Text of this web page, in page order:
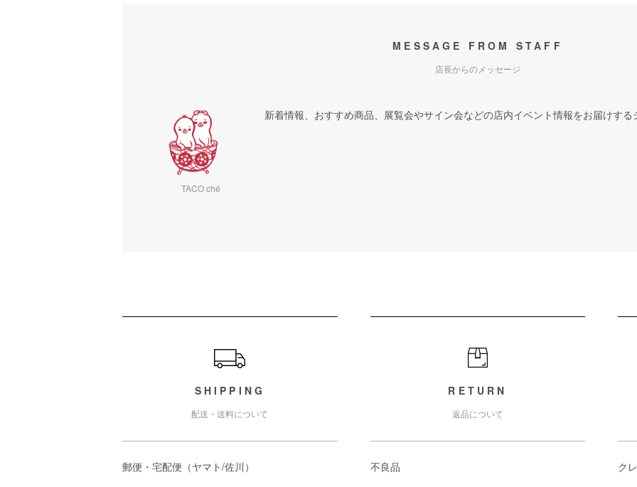
MESSAGE FROM STAFF
店長からのメッセージ
TACO ché
新着情報、おすすめ商品、展覧会やサイン会などの店内イベント情報をお届けする
SHIPPING
配送・送料について
郵便・宅配便（ヤマト/佐川）
RETURN
返品について
不良品
ク